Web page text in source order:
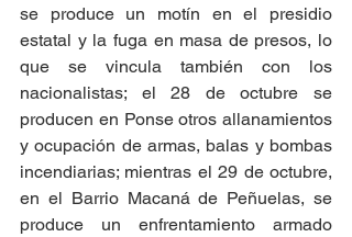
se produce un motín en el presidio
estatal y la fuga en masa de presos, lo
que se vincula también con los
nacionalistas; el 28 de octubre se
producen en Ponse otros allanamientos
y ocupación de armas, balas y bombas
incendiarias; mientras el 29 de octubre,
en el Barrio Macaná de Peñuelas, se
produce un enfrentamiento armado